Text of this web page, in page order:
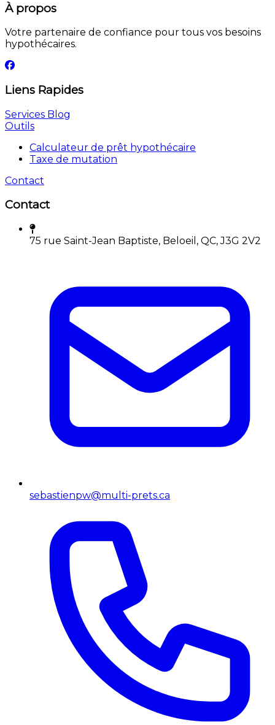
À propos
Votre partenaire de confiance pour tous vos besoins
hypothécaires.
Liens Rapides
Services Blog
Outils
Calculateur de prêt hypothécaire
Taxe de mutation
Contact
Contact
75 rue Saint-Jean Baptiste, Beloeil, QC, J3G 2V2
sebastienpw@multi-prets.ca